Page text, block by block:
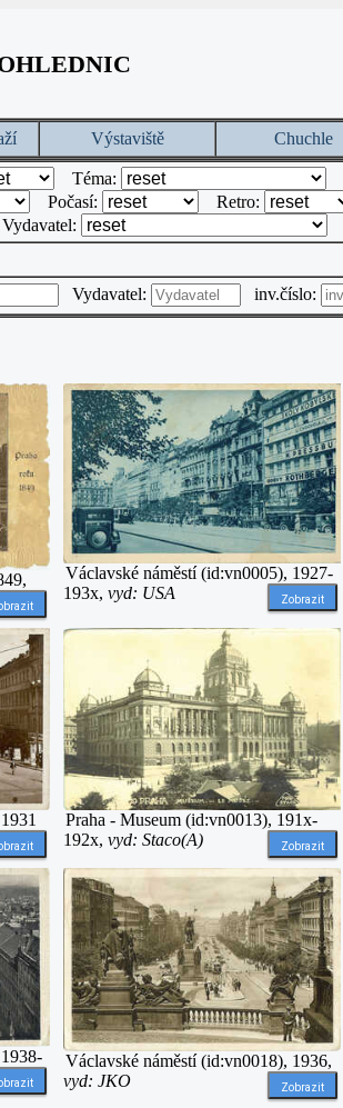
Výstaviště Chuchle
Téma:
Počasí: Retro:
Vydavatel:
Vydavatel: inv.číslo:
Václavské náměstí (id:vn0005), 1927-
193x, vyd: USA Zobrazit
Praha - Museum (id:vn0013), 191x-
192x, vyd: Staco(A) Zobrazit
Václavské náměstí (id:vn0018), 1936,
vyd: JKO
Zobrazit